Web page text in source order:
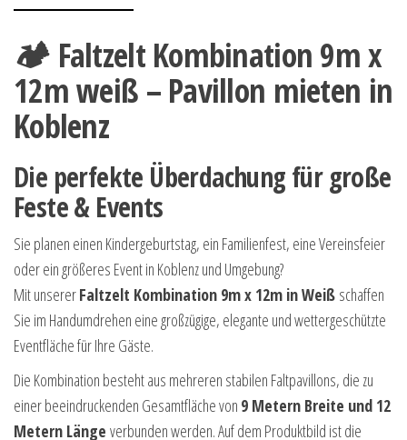
🏕 Faltzelt Kombination 9m x
12m weiß – Pavillon mieten in
Koblenz
Die perfekte Überdachung für große
Feste & Events
Sie planen einen Kindergeburtstag, ein Familienfest, eine Vereinsfeier
oder ein größeres Event in Koblenz und Umgebung?
Mit unsererFaltzelt Kombination 9m x 12m in Weiß schaffen
Sie im Handumdrehen eine großzügige, elegante und wettergeschützte
Eventfläche für Ihre Gäste.
Die Kombination besteht aus mehreren stabilen Faltpavillons, die zu
einer beeindruckenden Gesamtfläche von 9 Metern Breite und 12
Metern Länge verbunden werden. Auf dem Produktbild ist die